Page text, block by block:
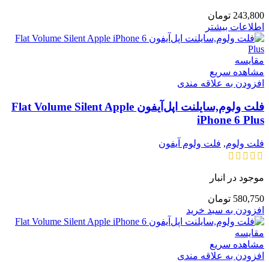
243,800 تومان
اطلاعات بیشتر
مقایسه
مشاهده سریع
افزودن به علاقه مندی
فلت ولوم,سایلنت اپل‌آیفون Flat Volume Silent Apple
iPhone 6 Plus
فلت ولوم, فلت ولوم آیفون
موجود در انبار
580,750 تومان
افزودن به سبد خرید
مقایسه
مشاهده سریع
افزودن به علاقه مندی